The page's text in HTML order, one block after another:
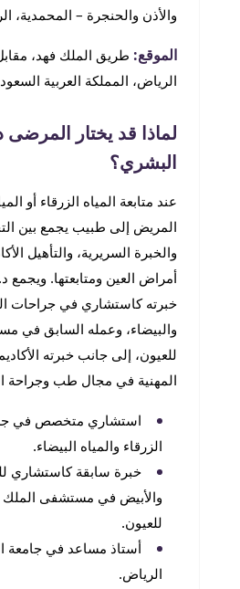
والأذن والحنجرة – المحمدية،
الموقع: طريق الملك فهد،
الرياض، المملكة العربية
لماذا قد يختار
البشري؟
عند متابعة المياه الزرقاء أو
المريض إلى طبيب يجمع بين
والخبرة السريرية، والتأهيل
أمراض العين ومتابعتها.
خبرته كاستشاري في جراحات
والبيضاء، وعمله السابق
للعيون، إلى جانب خبرته
المهنية في مجال طب وجراحة
استشاري متخصص في
الزرقاء والمياه البيضاء.
خبرة سابقة كاستشاري
والأبيض في مستشفى
للعيون.
أستاذ مساعد في جامعة
الرياض.